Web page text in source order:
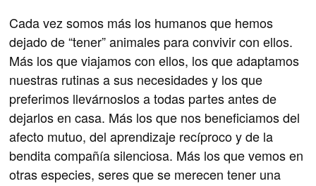
Cada vez somos más los humanos que hemos
dejado de “tener” animales para convivir con ellos.
Más los que viajamos con ellos, los que adaptamos
nuestras rutinas a sus necesidades y los que
preferimos llevárnoslos a todas partes antes de
dejarlos en casa. Más los que nos beneficiamos del
afecto mutuo, del aprendizaje recíproco y de la
bendita compañía silenciosa. Más los que vemos en
otras especies, seres que se merecen tener una